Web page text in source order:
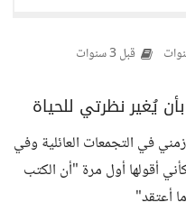
قبل 3 سنوات
يُغير نظرتي للحياة
في التجمعات العائلية وفي
أقولها أول مرة "أن الكتب
أعتقد"